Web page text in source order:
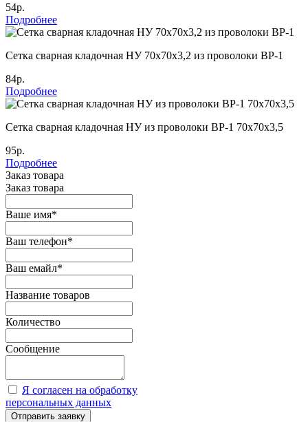
54р.
Подробнее
Сетка сварная кладочная НУ 70х70х3,2 из проволоки ВР-1
84р.
Подробнее
Сетка сварная кладочная НУ из проволоки ВР-1 70х70х3,5
95р.
Подробнее
Заказ товара
Заказ товара
Ваше имя*
Ваш телефон*
Ваш емайл*
Название товаров
Количество
Сообщение
Я согласен на обработку
персональных данных
Отправить заявку